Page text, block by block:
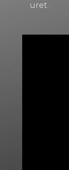
uret.